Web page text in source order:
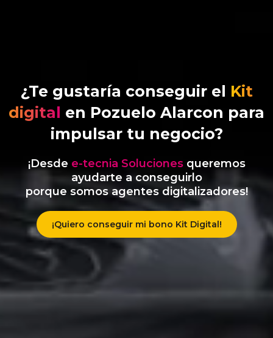
¿Te gustaría conseguir el Kit
digital en Pozuelo Alarcon para
impulsar tu negocio?
¡Desde e-tecnia Solucionesqueremos
ayudarte a conseguirlo
porque somos agentes digitalizadores!
¡Quiero conseguir mi bono Kit Digital!